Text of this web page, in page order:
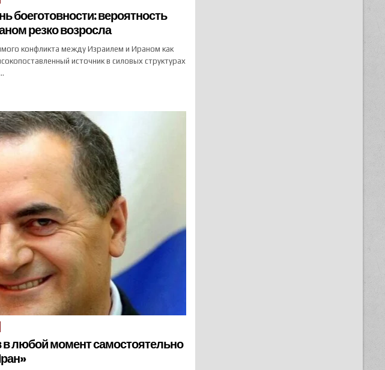
вероятность
резко возросла
конфликта между Израилем и Ираном как
источник в силовых структурах
любой момент самостоятельно